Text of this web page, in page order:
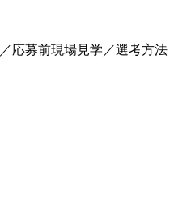
応募前現場見学／選考方法